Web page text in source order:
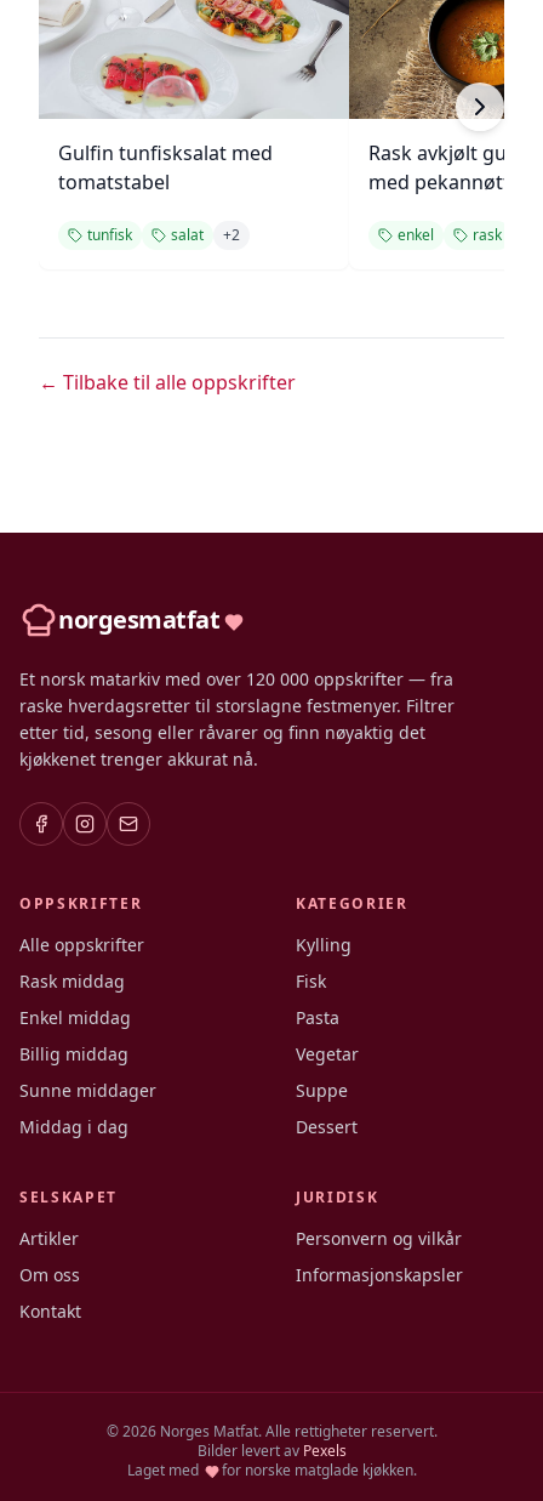
Gulfin tunfisksalat med
tomatstabel
tunfisk salat +2
Rask avkjølt
med pekannøtter
enkel rask
← Tilbake til alle oppskrifter
norgesmatfat
Et norsk matarkiv med over 120 000 oppskrifter — fra
raske hverdagsretter til storslagne festmenyer. Filtrer
etter tid, sesong eller råvarer og finn nøyaktig det
kjøkkenet trenger akkurat nå.
OPPSKRIFTER
Alle oppskrifter
Rask middag
Enkel middag
Billig middag
Sunne middager
Middag i dag
KATEGORIER
Kylling
Fisk
Pasta
Vegetar
Suppe
Dessert
SELSKAPET
Artikler
Om oss
Kontakt
JURIDISK
Personvern og vilkår
Informasjonskapsler
©2026Norges Matfat. Alle rettigheter reservert.
Bilder levert av Pexels
Laget med
for norske matglade kjøkken.